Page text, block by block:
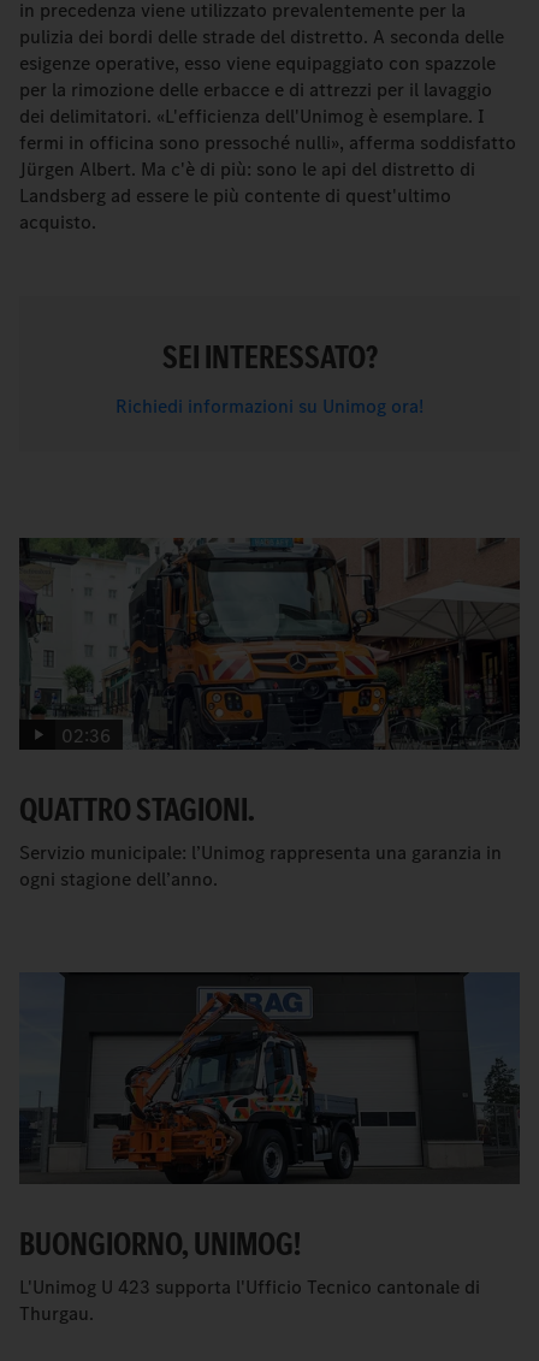
in precedenza viene utilizzato prevalentemente per la
pulizia dei bordi delle strade del distretto. A seconda delle
esigenze operative, esso viene equipaggiato con spazzole
per la rimozione delle erbacce e di attrezzi per il lavaggio
dei delimitatori. «L'efficienza dell'Unimog è esemplare. I
fermi in officina sono pressoché nulli», afferma soddisfatto
Jürgen Albert. Ma c'è di più: sono le api del distretto di
Landsberg ad essere le più contente di quest'ultimo
acquisto.
SEI INTERESSATO?
Richiedi informazioni su Unimog ora!
02:36
QUATTRO STAGIONI.
Servizio municipale: l’Unimog rappresenta una garanzia in
ogni stagione dell’anno.
BUONGIORNO, UNIMOG!
L'Unimog U 423 supporta l'Ufficio Tecnico cantonale di
Thurgau.